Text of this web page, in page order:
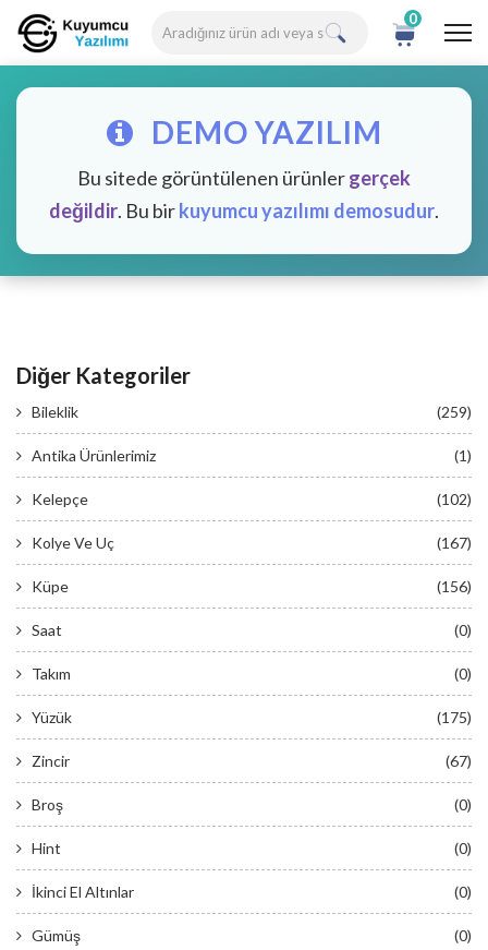
0
DEMO YAZILIM
Bu sitede görüntülenen ürünlergerçek
değildir. Bu birkuyumcu yazılımı demosudur.
Diğer Kategoriler
Bileklik (259)
Antika Ürünlerimiz (1)
Kelepçe (102)
Kolye Ve Uç (167)
Küpe (156)
Saat (0)
Takım (0)
Yüzük (175)
Zincir (67)
Broş (0)
Hint (0)
İkinci El Altınlar (0)
Gümüş (0)